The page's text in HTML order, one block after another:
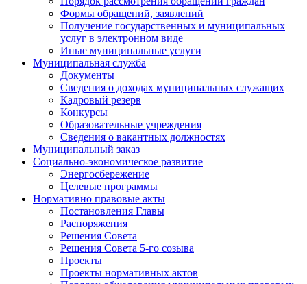
Формы обращений, заявлений
Получение государственных и муниципальных
услуг в электронном виде
Иные муниципальные услуги
Муниципальная служба
Документы
Сведения о доходах муниципальных служащих
Кадровый резерв
Конкурсы
Образовательные учреждения
Сведения о вакантных должностях
Муниципальный заказ
Социально-экономическое развитие
Энергосбережение
Целевые программы
Нормативно правовые акты
Постановления Главы
Распоряжения
Решения Совета
Решения Совета 5-го созыва
Проекты
Проекты нормативных актов